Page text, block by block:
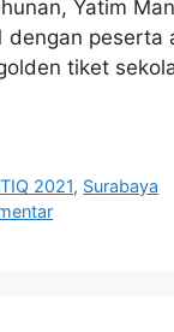
Yatim
dengan
tiket
2021, Surabaya